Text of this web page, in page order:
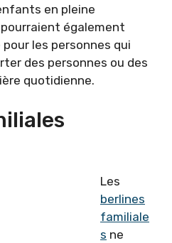
en pleine
également
les personnes qui
des personnes ou des
quotidienne.
Les
berlines
familiale
s ne